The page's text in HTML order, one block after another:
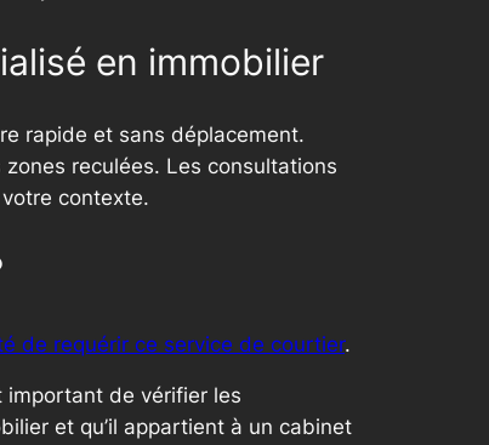
en immobilier
rapide et sans déplacement.
reculées. Les consultations
contexte.
de requérir ce service de courtier.
important de vérifier les
et qu’il appartient à un cabinet